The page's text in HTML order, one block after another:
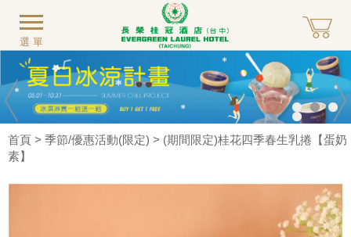
選單
首頁 > 季節/優惠活動(限定) > (期間限定)桂花四季春生乳捲【蛋奶
素】